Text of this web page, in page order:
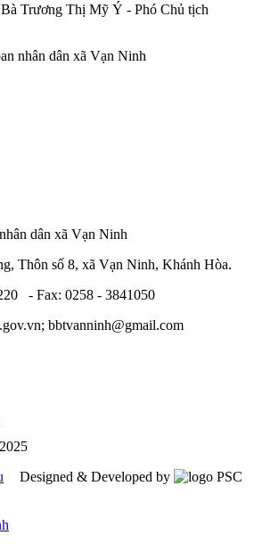
Trương Thị Mỹ Ý - Phó Chủ tịch
nhân dân xã Vạn Ninh
dân xã Vạn Ninh
Thôn số 8, xã Vạn Ninh, Khánh Hòa.
- Fax: 0258 - 3841050
bbtvanninh@gmail.com
Designed & Developed by